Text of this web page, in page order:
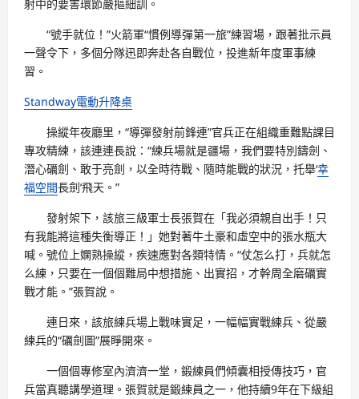
射中的要害環節嚴摳細訓。
“號手就位！”火箭軍“慣例導彈第一旅”練習場，跟著批示員
一聲令下，多個分隊迅即奔赴各自戰位，投進新年度軍事練
習。
Standway電動升降桌
操縱年夜廳里，“導彈發射前鋒連”官兵正在組織重難點課目
專攻精練，該連連長說：“練兵場就是疆場，我們要特別鑄劍、
潛心礪劍、敢于亮劍，以全時待戰、隨時能戰的狀況，托舉‘幸
福空間長劍’飛天。”
發射架下，該旅三級軍士長張賀在「我必須親自出手！只
有我能將這種失衡導正！」她對著牛土豪和虛空中的張水瓶大
喊。號位上嫻熟操縱，疾速應對各類特情。“仗怎么打，兵就怎
么練，只要在一個個難局中想措施、出實招，才幹周全磨礪實
戰才能。”張賀說。
連日來，該旅練兵場上戰味實足，一幅幅實戰練兵、從嚴
練兵的“礪劍圖”展睜開來。
一個個專修室內濟濟一堂，鍛練員們傾囊相授傳技巧，官
兵當真聽講學道理。張賀就是鍛練員之一，他持續9年在下級組